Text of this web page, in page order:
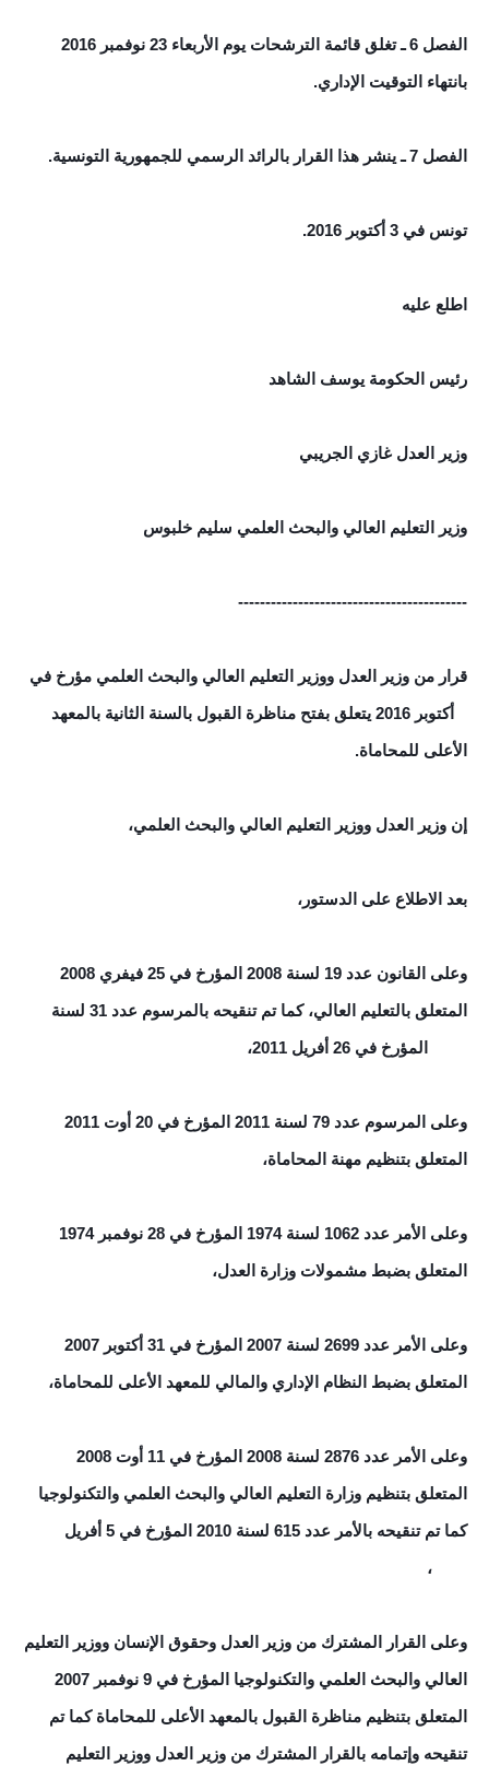
الفصل 6 ـ تغلق قائمة الترشحات يوم الأربعاء 23 نوفمبر 2016
بانتهاء التوقيت الإداري.
الفصل 7 ـ ينشر هذا القرار بالرائد الرسمي للجمهورية التونسية.
تونس في 3 أكتوبر 2016.
اطلع عليه
رئيس الحكومة يوسف الشاهد
وزير العدل غازي الجريبي
وزير التعليم العالي والبحث العلمي سليم خلبوس
--------------------------
----------------
قرار من وزير العدل ووزير التعليم العالي والبحث العلمي مؤرخ في
3 أكتوبر 2016 يتعلق بفتح مناظرة القبول بالسنة الثانية بالمعهد
الأعلى للمحاماة.
إن وزير العدل ووزير التعليم العالي والبحث العلمي،
بعد الاطلاع على الدستور،
وعلى القانون عدد 19 لسنة 2008 المؤرخ في 25 فيفري 2008
المتعلق بالتعليم العالي، كما تم تنقيحه بالمرسوم عدد 31 لسنة
وعلى المرسوم عدد 79 لسنة 2011 المؤرخ في 20 أوت 2011
المتعلق بتنظيم مهنة المحاماة،
وعلى الأمر عدد 1062 لسنة 1974 المؤرخ في 28 نوفمبر 1974
المتعلق بضبط مشمولات وزارة العدل،
وعلى الأمر عدد 2699 لسنة 2007 المؤرخ في 31 أكتوبر 2007
المتعلق بضبط النظام الإداري والمالي للمعهد الأعلى للمحاماة،
وعلى الأمر عدد 2876 لسنة 2008 المؤرخ في 11 أوت 2008
المتعلق بتنظيم وزارة التعليم العالي والبحث العلمي والتكنولوجيا
كما تم تنقيحه بالأمر عدد 615 لسنة 2010 المؤرخ في 5 أفريل
وعلى القرار المشترك من وزير العدل وحقوق الإنسان ووزير التعليم
العالي والبحث العلمي والتكنولوجيا المؤرخ في 9 نوفمبر 2007
المتعلق بتنظيم مناظرة القبول بالمعهد الأعلى للمحاماة كما تم
تنقيحه وإتمامه بالقرار المشترك من وزير العدل ووزير التعليم